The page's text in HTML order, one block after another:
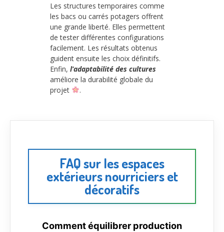
Les structures temporaires comme
les bacs ou carrés potagers offrent
une grande liberté. Elles permettent
de tester différentes configurations
facilement. Les résultats obtenus
guident ensuite les choix définitifs.
Enfin, l’adaptabilité des cultures
améliore la durabilité globale du
projet
.
FAQ sur les espaces
extérieurs nourriciers et
décoratifs
Comment équilibrer production